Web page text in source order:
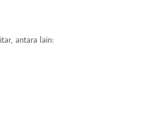
antara lain: